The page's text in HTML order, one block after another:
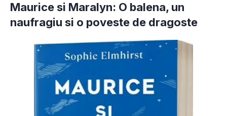
Maurice si Maralyn: O balena, un
naufragiu si o poveste de dragoste